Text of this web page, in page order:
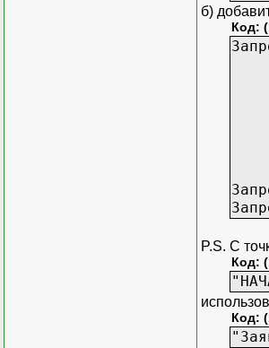
б)
Код:
|
|
| И
P.S. С
Код:
Код: